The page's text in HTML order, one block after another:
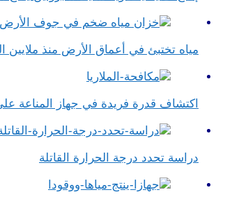
مياه تختبئ في أعماق الأرض منذ ملايين
اكتشاف قدرة فريدة في جهاز المناعة
دراسة تحدد درجة الحرارة القاتلة